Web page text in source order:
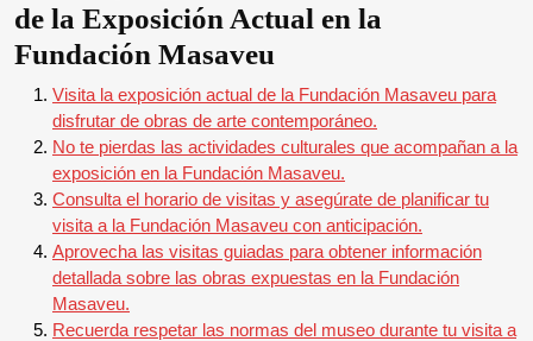
de la Exposición Actual en la
Fundación Masaveu
Visita la exposición actual de la Fundación Masaveu para
disfrutar de obras de arte contemporáneo.
No te pierdas las actividades culturales que acompañan a la
exposición en la Fundación Masaveu.
Consulta el horario de visitas y asegúrate de planificar tu
visita a la Fundación Masaveu con anticipación.
Aprovecha las visitas guiadas para obtener información
detallada sobre las obras expuestas en la Fundación
Masaveu.
Recuerda respetar las normas del museo durante tu visita a